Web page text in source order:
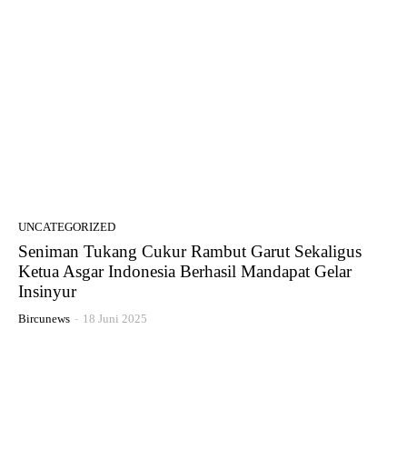
UNCATEGORIZED
Seniman Tukang Cukur Rambut Garut Sekaligus
Ketua Asgar Indonesia Berhasil Mandapat Gelar
Insinyur
Bircunews - 18 Juni 2025